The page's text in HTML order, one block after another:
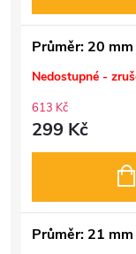
Průměr: 20 mm
Nedostupné -
613 Kč
299 Kč
Průměr: 21 mm